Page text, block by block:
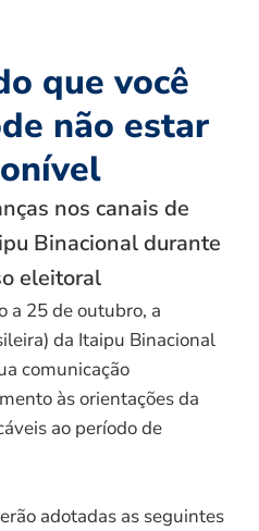
que você
não estar
nos canais de
Binacional durante
eleitoral
a 25 de outubro, a
da Itaipu Binacional
comunicação
às orientações da
ao período de
adotadas as seguintes